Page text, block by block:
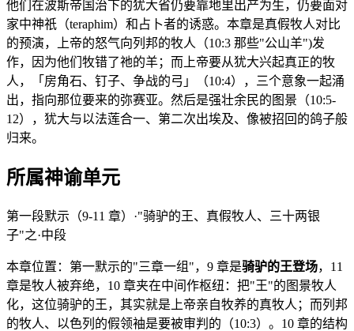
他们在波斯帝国治下的犹大省仍要靠地里出产为生，仍要面对
家中神祇（teraphim）和占卜者的诱惑。本章是真假牧人对比
的预演，上帝的怒气向列邦的牧人（10:3 那些"公山羊")发
作，因为他们牧错了祂的羊；而上帝要从犹大兴起真正的牧
人，「房角石、钉子、争战的弓」（10:4），三个意象一起涌
出，指向那位要来的弥赛亚。然后是强壮余民的图景（10:5-
12），犹大与以法莲合一、第二次出埃及、像被招回的鸽子般
归来。
所属神谕单元
第一段默示（9-11 章）·"骑驴的王、真假牧人、三十两银
子"之·中段
本章位置：第一默示的"三章一组"，9 章是骑驴的王登场，11
章是牧人被弃绝，10 章夹在中间作枢纽：把"王"的图景牧人
化，这位骑驴的王，其实就是上帝亲自牧养的真牧人；而列邦
的牧人、以色列的假领袖是要被审判的（10:3）。10 章的结构